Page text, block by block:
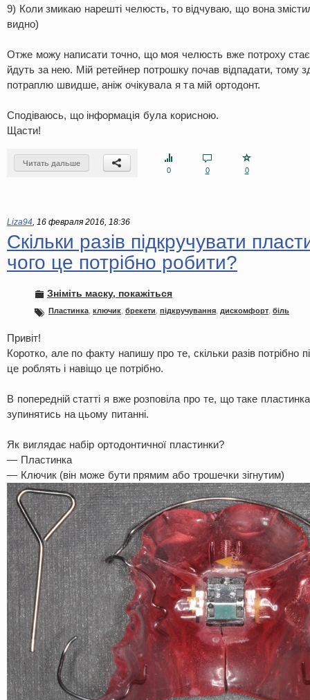
9) Коли змикаю нарешті челюсть, то відчуваю, що вона
видно)
Отже можу написати точно, що моя челюсть вже потроху стає
йдуть за нею. Мій ретейнер потрошку почав відпадати, тому
потраплю швидше, аніж очікувала я та мій ортодонт.
Сподіваюсь, що інформація була корисною.
Щасти!
Читать дальше
0
0 0
Liza94, 16 февраля 2016, 18:36
Скільки разів підкручувати
чого це потрібно робити?
Зніміть маску, покажіться
Пластинка ключик брекети підкручування дискомфорт біль
Привіт!
Коротко, але по факту напишу про те, скільки разів потрібно
це роблять і навіщо це потрібно.
В попередній статті я вже розповіла про те, що таке
зупинятись на цьому питанні.
Як виглядає набір ортодонтичної пластинки?
— Пластинка
— Ключик (він може бути прямим або трошечки зігнутим)